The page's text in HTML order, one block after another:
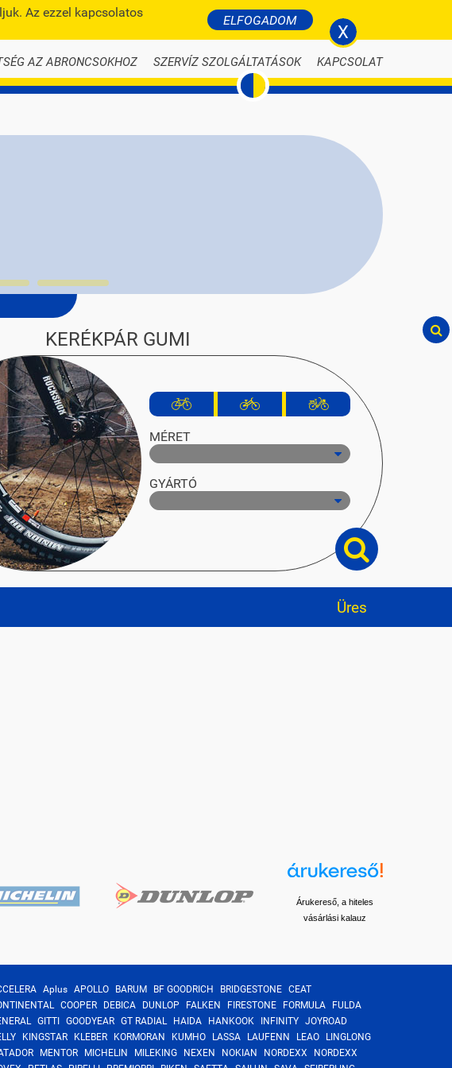
Az ezzel kapcsolatos
ELFOGADOM X
info@teli-nyari-autogumi.hu
BELÉPÉS
AZ ABRONCSOKHOZ SZERVÍZ SZOLGÁLTATÁSOK KAPCSOLAT
KERÉKPÁR GUMI
MÉRET
GYÁRTÓ
Üres
Árukereső, a hiteles
vásárlási kalauz
Aplus APOLLO BARUM BF GOODRICH BRIDGESTONE CEAT
COOPER DEBICA DUNLOP FALKEN FIRESTONE FORMULA FULDA
GITTI GOODYEAR GT RADIAL HAIDA HANKOOK INFINITY JOYROAD
KINGSTAR KLEBER KORMORAN KUMHO LASSA LAUFENN LEAO LINGLONG
MENTOR MICHELIN MILEKING NEXEN NOKIAN NORDEXX
NORDEXX